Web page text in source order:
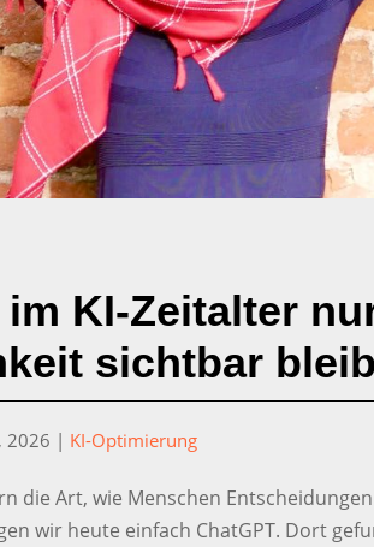
KI-Zeitalter
sichtbar
2026 | KI-Optimierung
die Art, wie Menschen
wir heute einfach ChatGPT. Dort